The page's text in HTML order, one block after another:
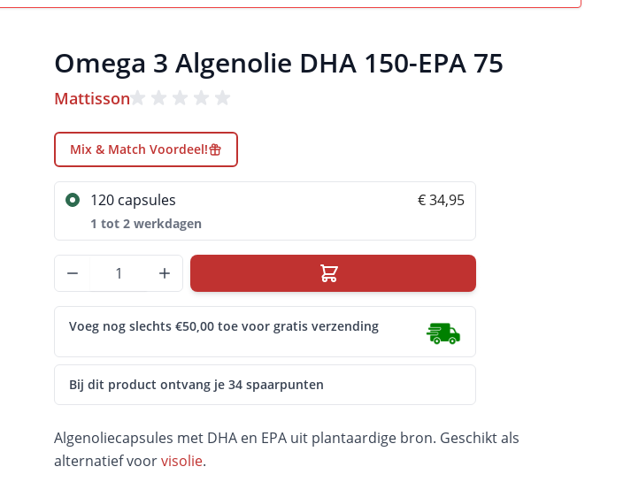
Omega 3 Algenolie DHA 150-EPA 75
Mattisson
Mix & Match Voordeel!
120 capsules
1 tot 2 werkdagen
€ 34,95
Voeg nog slechts €50,00 toe voor gratis verzending
Bij dit product ontvang je 34 spaarpunten
Algenoliecapsules met DHA en EPA uit plantaardige bron. Geschikt als
alternatief voorvisolie.